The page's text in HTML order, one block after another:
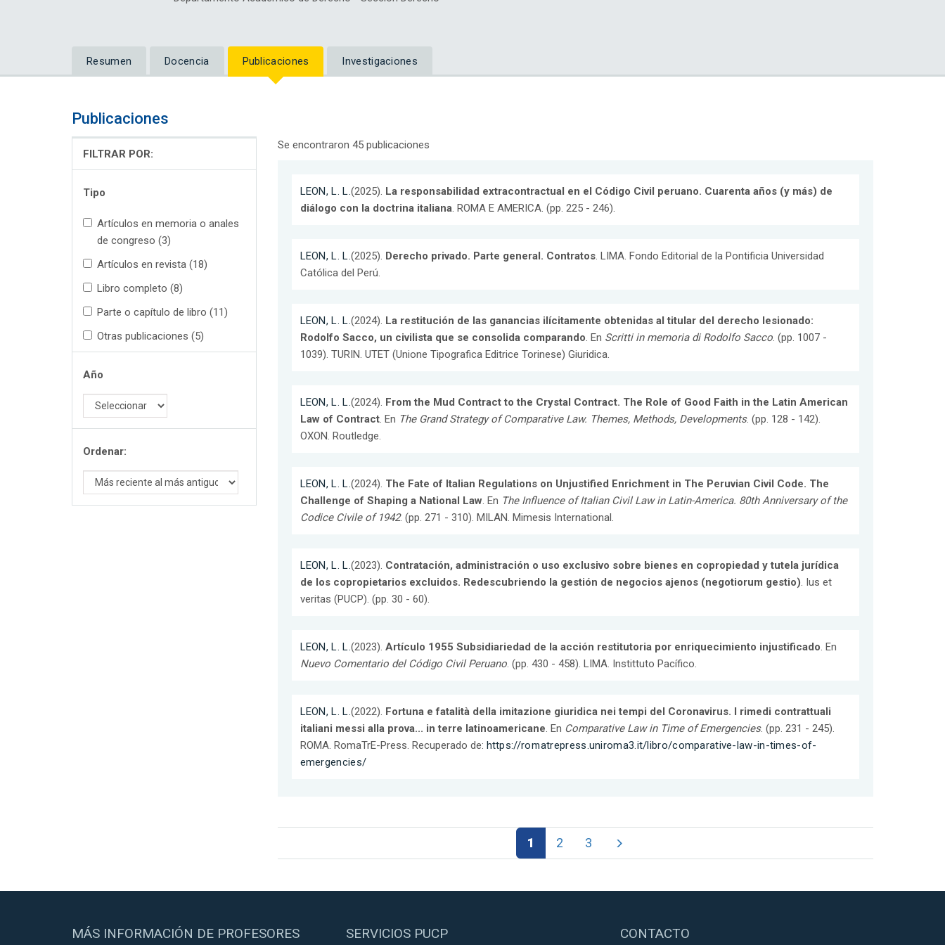
Resumen Docencia Publicaciones Investigaciones
Publicaciones
FILTRAR POR:
Tipo
Artículos en memoria o anales
de congreso (3)
Artículos en revista (18)
Libro completo (8)
Parte o capítulo de libro (11)
Otras publicaciones (5)
Año
Ordenar:
Se encontraron 45 publicaciones
LEON, L. L.(2025). La responsabilidad extracontractual en el Código Civil peruano. Cuarenta años (y más) de
diálogo con la doctrina italiana. ROMA E AMERICA. (pp. 225 - 246).
LEON, L. L.(2025). Derecho privado. Parte general. Contratos. LIMA. Fondo Editorial de la Pontificia Universidad
Católica del Perú.
LEON, L. L.(2024). La restitución de las ganancias ilícitamente obtenidas al titular del derecho lesionado:
Rodolfo Sacco, un civilista que se consolida comparando. En Scritti in memoria di Rodolfo Sacco. (pp. 1007 -
1039). TURIN. UTET (Unione Tipografica Editrice Torinese) Giuridica.
LEON, L. L.(2024). From the Mud Contract to the Crystal Contract. The Role of Good Faith in the Latin American
Law of Contract. En The Grand Strategy of Comparative Law. Themes, Methods, Developments. (pp. 128 - 142).
OXON. Routledge.
LEON, L. L.(2024). The Fate of Italian Regulations on Unjustified Enrichment in The Peruvian Civil Code. The
Challenge of Shaping a National Law. En The Influence of Italian Civil Law in Latin-America. 80th Anniversary of the
Codice Civile of 1942. (pp. 271 - 310). MILAN. Mimesis International.
LEON, L. L.(2023). Contratación, administración o uso exclusivo sobre bienes en copropiedad y tutela jurídica
de los copropietarios excluidos. Redescubriendo la gestión de negocios ajenos (negotiorum gestio). Ius et
veritas (PUCP). (pp. 30 - 60).
LEON, L. L.(2023). Artículo 1955 Subsidiariedad de la acción restitutoria por enriquecimiento injustificado. En
Nuevo Comentario del Código Civil Peruano. (pp. 430 - 458). LIMA. Instittuto Pacífico.
LEON, L. L.(2022). Fortuna e fatalità della imitazione giuridica nei tempi del Coronavirus. I rimedi contrattuali
italiani messi alla prova... in terre latinoamericane. En Comparative Law in Time of Emergencies. (pp. 231 - 245).
ROMA. RomaTrE-Press. Recuperado de: https://romatrepress.uniroma3.it/libro/comparative-law-in-times-of-
emergencies/
1 2 3
MÁS INFORMACIÓN DE PROFESORES
SERVICIOS PUCP CONTACTO